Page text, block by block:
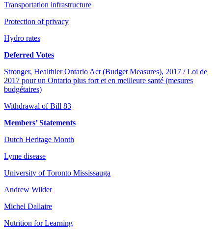
Transportation infrastructure
Protection of privacy
Hydro rates
Deferred Votes
Stronger, Healthier Ontario Act (Budget Measures), 2017 / Loi de
2017 pour un Ontario plus fort et en meilleure santé (mesures
budgétaires)
Withdrawal of Bill 83
Members’ Statements
Dutch Heritage Month
Lyme disease
University of Toronto Mississauga
Andrew Wilder
Michel Dallaire
Nutrition for Learning